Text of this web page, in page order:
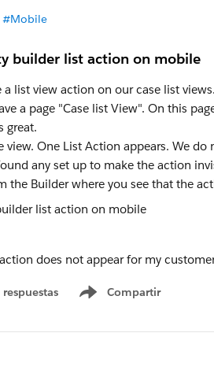
#Mobile
builder list action on mobile
a list view action on our case list views.
a page "Case list View". On this
great.
One List Action appears. We
any set up to make the action
the Builder where you see that the
does not appear for my
respuestas Compartir
Show menu